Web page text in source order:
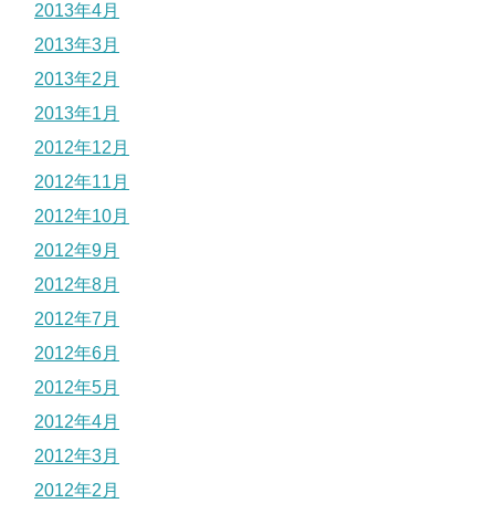
2013年4月
2013年3月
2013年2月
2013年1月
2012年12月
2012年11月
2012年10月
2012年9月
2012年8月
2012年7月
2012年6月
2012年5月
2012年4月
2012年3月
2012年2月